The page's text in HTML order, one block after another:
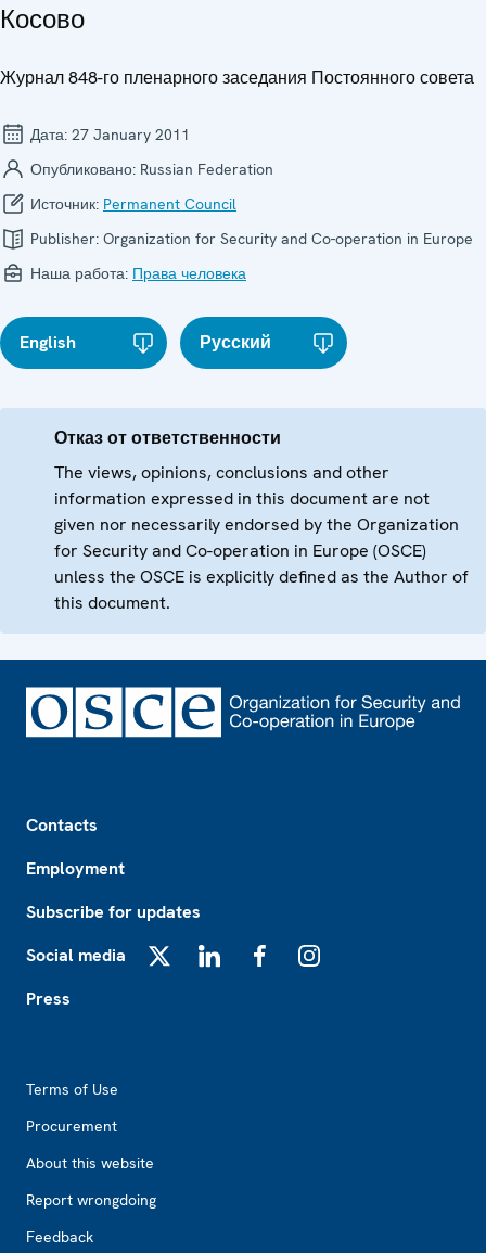
Косово
Журнал 848-го пленарного заседания Постоянного совета
Дата: 27 January 2011
Опубликовано: Russian Federation
Источник: Permanent Council
Publisher: Organization for Security and Co-operation in Europe
Наша работа: Права человека
English Русский
Отказ от ответственности
The views, opinions, conclusions and other
information expressed in this document are not
given nor necessarily endorsed by the Organization
for Security and Co-operation in Europe (OSCE)
unless the OSCE is explicitly defined as the Author of
this document.
Contacts
Employment
Subscribe for updates
Social media
Press
Terms of Use
Procurement
About this website
Report wrongdoing
Feedback